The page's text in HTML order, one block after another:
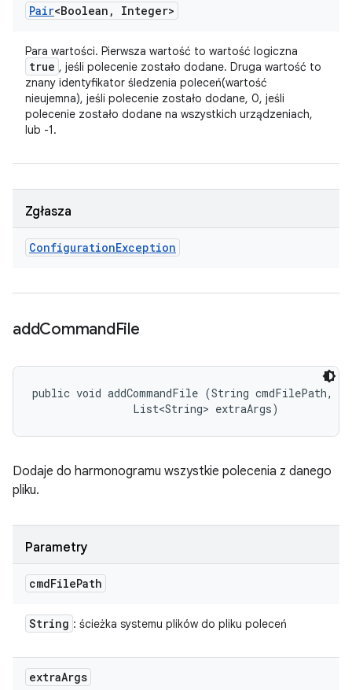
Pair<Boolean , Integer>
Para wartości. Pierwsza wartość to wartość logiczna
true , jeśli polecenie zostało dodane. Druga wartość to
znany identyfikator śledzenia poleceń(wartość
nieujemna), jeśli polecenie zostało dodane, 0, jeśli
polecenie zostało dodane na wszystkich urządzeniach,
lub -1.
Zgłasza
ConfigurationException
addCommandFile
public void addCommandFile (String cmdFilePath,
                List<String> extraArgs)
Dodaje do harmonogramu wszystkie polecenia z danego
pliku.
Parametry
cmdFilePath
String : ścieżka systemu plików do pliku poleceń
extraArgs